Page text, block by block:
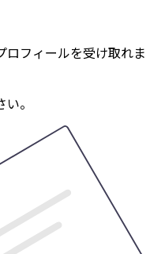
ロフィールを受け取れま
。